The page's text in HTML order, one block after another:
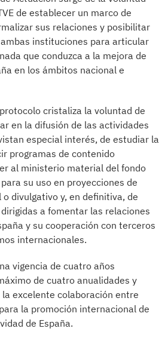
de establecer un marco de
sus relaciones y posibilitar
instituciones para articular
que conduzca a la mejora de
en los ámbitos nacional e
cristaliza la voluntad de
en la difusión de las actividades
especial interés, de estudiar la
programas de contenido
al ministerio material del fondo
su uso en proyecciones de
divulgativo y, en definitiva, de
a fomentar las relaciones
y su cooperación con terceros
internacionales.
vigencia de cuatro años
de cuatro anualidades y
excelente colaboración entre
la promoción internacional de
de España.